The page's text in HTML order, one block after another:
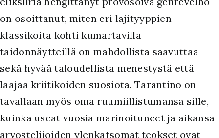
on osoittanut, miten eri lajityyppien
klassikoita kohti kumartavilla
taidonnäytteillä on mahdollista saavuttaa
sekä hyvää taloudellista menestystä että
laajaa kriitikoiden suosiota. Tarantino on
tavallaan myös oma ruumiillistumansa sille,
kuinka useat vuosia marinoituneet ja aikansa
arvostelijoiden ylenkatsomat teokset ovat